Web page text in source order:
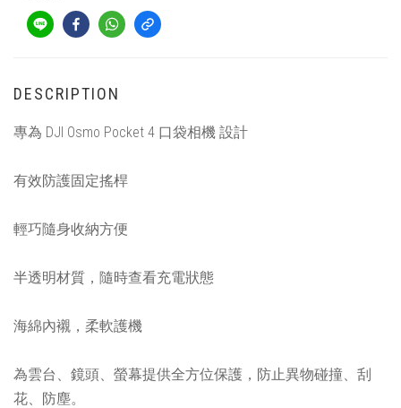
DESCRIPTION
專為 DJI Osmo Pocket 4 口袋相機 設計
有效防護固定搖桿
輕巧隨身收納方便
半透明材質，隨時查看充電狀態
海綿內襯，柔軟護機
為雲台、鏡頭、螢幕提供全方位保護，防止異物碰撞、刮
花、防塵。